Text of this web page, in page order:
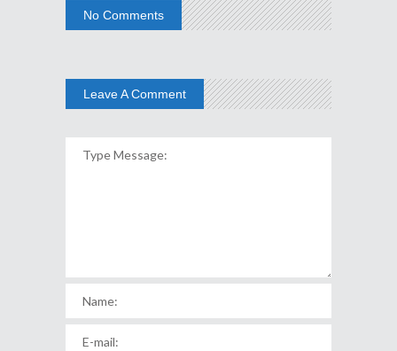
No Comments
Leave A Comment